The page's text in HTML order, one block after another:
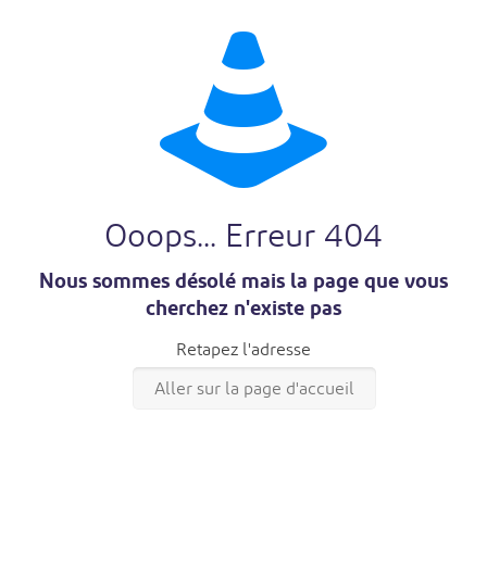
Ooops... Erreur 404
Nous sommes désolé mais la page que vous
cherchez n'existe pas
Retapez l'adresse
Aller sur la page d'accueil